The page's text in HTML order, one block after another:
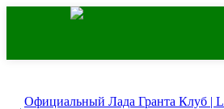
Официальный Лада Гранта Клуб |